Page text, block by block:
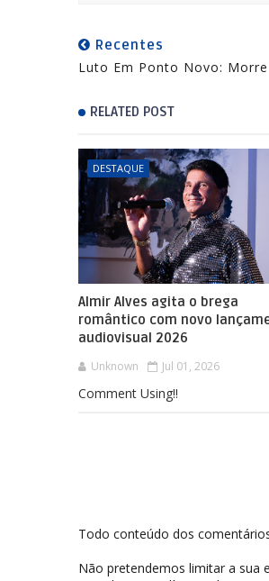
Recentes
Luto Em Ponto Novo:
RELATED POST
DESTAQUE
Almir Alves agita o brega
romântico com novo
audiovisual 2026
Unknown Jul 01, 2026
Comment Using!!
Todo conteúdo dos
Não pretendemos limitar a sua